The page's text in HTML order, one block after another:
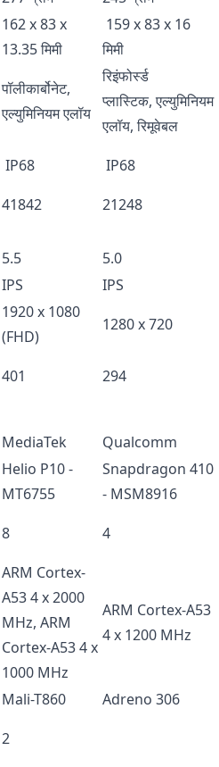
162 х 83 х
13.35 मिमी
159 х 83 х 16
मिमी
पॉलीकार्बोनेट,
एल्युमिनियम एलॉय
रिइंफोर्स्ड
प्लास्टिक, एल्युमिनियम
एलॉय, रिमूवेबल
IP68
IP68
41842
21248
5.5
5.0
IPS
IPS
1920 x 1080
(FHD)
1280 x 720
401
294
MediaTek
Qualcomm
Helio P10 -
MT6755
Snapdragon 410
- MSM8916
8 4
ARM Cortex-
A53 4 x 2000
MHz, ARM
Cortex-A53 4 x
1000 MHz
ARM Cortex-A53
4 x 1200 MHz
Mali-T860
Adreno 306
2